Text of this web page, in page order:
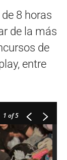
8 horas
de la más
de
entre
1 of 5